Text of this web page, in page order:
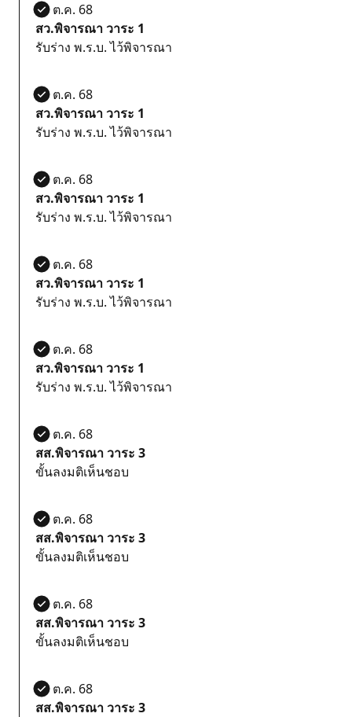
27 ต.ค. 68
สว.พิจารณา วาระ 1
รับร่าง พ.ร.บ. ไว้พิจารณา
27 ต.ค. 68
สว.พิจารณา วาระ 1
รับร่าง พ.ร.บ. ไว้พิจารณา
27 ต.ค. 68
สว.พิจารณา วาระ 1
รับร่าง พ.ร.บ. ไว้พิจารณา
27 ต.ค. 68
สว.พิจารณา วาระ 1
รับร่าง พ.ร.บ. ไว้พิจารณา
27 ต.ค. 68
สว.พิจารณา วาระ 1
รับร่าง พ.ร.บ. ไว้พิจารณา
21 ต.ค. 68
สส.พิจารณา วาระ 3
ขั้นลงมติเห็นชอบ
21 ต.ค. 68
สส.พิจารณา วาระ 3
ขั้นลงมติเห็นชอบ
21 ต.ค. 68
สส.พิจารณา วาระ 3
ขั้นลงมติเห็นชอบ
21 ต.ค. 68
สส.พิจารณา วาระ 3